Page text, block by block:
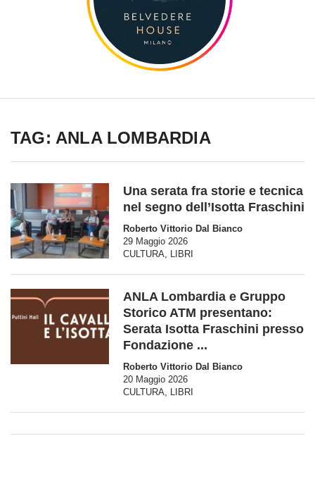
TAG: ANLA LOMBARDIA
Una serata fra storie e tecnica
nel segno dell’Isotta Fraschini
Roberto Vittorio Dal Bianco
29 Maggio 2026
CULTURA, LIBRI
ANLA Lombardia e Gruppo
Storico ATM presentano:
Serata Isotta Fraschini presso
Fondazione ...
Roberto Vittorio Dal Bianco
20 Maggio 2026
CULTURA, LIBRI